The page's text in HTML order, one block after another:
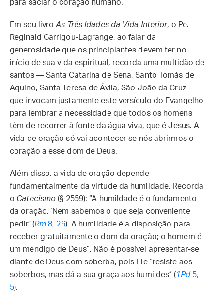
para saciar o coração humano.
Em seu livroAs Três Idades da Vida Interior, o Pe.
Reginald Garrigou-Lagrange, ao falar da
generosidade que os principiantes devem ter no
início de sua vida espiritual, recorda uma multidão de
santos — Santa Catarina de Sena, Santo Tomás de
Aquino, Santa Teresa de Ávila, São João da Cruz —
que invocam justamente este versículo do Evangelho
para lembrar a necessidade que todos os homens
têm de recorrer à fonte da água viva, que é Jesus. A
vida de oração só vai acontecer se nós abrirmos o
coração a esse dom de Deus.
Além disso, a vida de oração depende
fundamentalmente da virtude da humildade. Recorda
o Catecismo (§ 2559): “A humildade é o fundamento
da oração. ‘Nem sabemos o que seja conveniente
pedir’ (Rm 8, 26). A humildade é a disposição para
receber gratuitamente o dom da oração; o homem é
um mendigo de Deus”. Não é possível apresentar-se
diante de Deus com soberba, pois Ele “resiste aos
soberbos, mas dá a sua graça aos humildes” (1Pd5,
5).